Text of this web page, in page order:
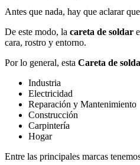
Antes que nada, hay que aclarar
De este modo, la careta de soldar
cara, rostro y entorno.
Por lo general, esta Careta de
Industria
Electricidad
Reparación y Mantenimiento
Construcción
Carpintería
Hogar
Entre las principales marcas